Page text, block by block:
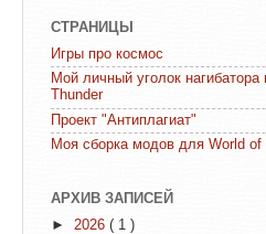
СТРАНИЦЫ
Игры про космос
Мой личный уголок нагибатора
Thunder
Проект "Антиплагиат"
Моя сборка модов для World of
АРХИВ ЗАПИСЕЙ
► 2026 ( 1 )